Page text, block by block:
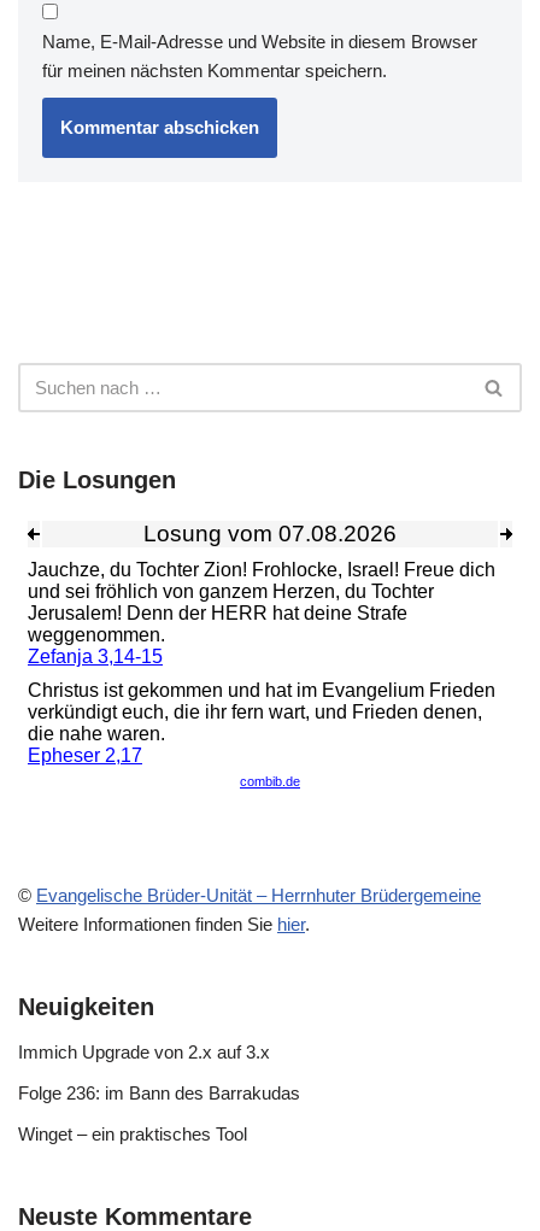
Name, E-Mail-Adresse und Website in diesem Browser
für meinen nächsten Kommentar speichern.
Die Losungen
© Evangelische Brüder-Unität – Herrnhuter Brüdergemeine
Weitere Informationen finden Sie hier.
Neuigkeiten
Immich Upgrade von 2.x auf 3.x
Folge 236: im Bann des Barrakudas
Winget – ein praktisches Tool
Neuste Kommentare